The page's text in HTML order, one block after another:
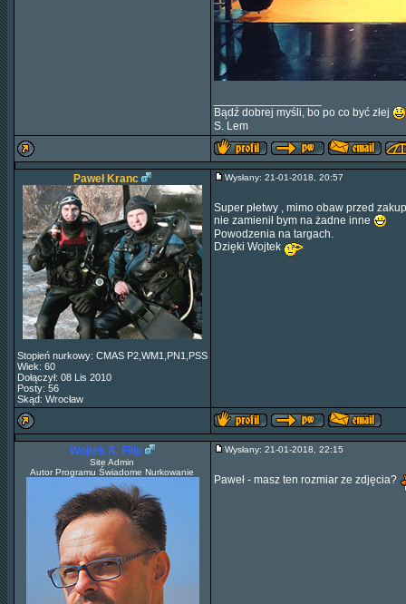
Bądź dobrej myśli, bo po co być złej
S. Lem
Paweł Kranc
Stopień nurkowy: CMAS P2,WM1,PN1,PSS
Wiek: 60
Dołączył: 08 Lis 2010
Posty: 56
Skąd: Wrocław
Wysłany: 21-01-2018, 20:57
Super płetwy , mimo obaw przed
nie zamienił bym na żadne inne
Powodzenia na targach.
Dzięki Wojtek
Wojtek A. Filip
Site Admin
Autor Programu Świadome Nurkowanie
Wysłany: 21-01-2018, 22:15
Paweł - masz ten rozmiar ze zdjęcia?